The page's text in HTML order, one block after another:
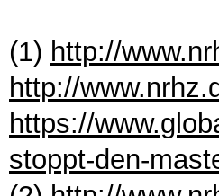
(1) http://
http://
https://
stoppt-den-